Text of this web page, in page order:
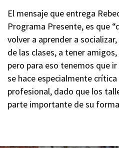
El mensaje que entrega
Programa Presente, es que
volver a aprender a
de las clases, a tener
pero para eso tenemos que
se hace especialmente
profesional, dado que los
parte importante de su